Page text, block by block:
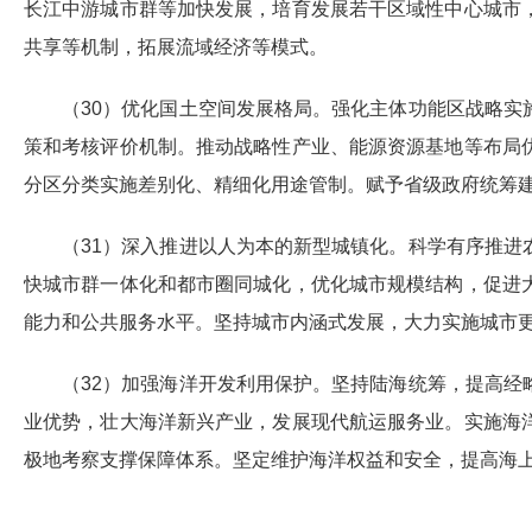
长江中游城市群等加快发展，培育发展若干区域性中心城
共享等机制，拓展流域经济等模式。
（30）优化国土空间发展格局。强化主体功能区战略
策和考核评价机制。推动战略性产业、能源资源基地等布
分区分类实施差别化、精细化用途管制。赋予省级政府统
（31）深入推进以人为本的新型城镇化。科学有序推
快城市群一体化和都市圈同城化，优化城市规模结构，促
能力和公共服务水平。坚持城市内涵式发展，大力实施城
（32）加强海洋开发利用保护。坚持陆海统筹，提高
业优势，壮大海洋新兴产业，发展现代航运服务业。实施
极地考察支撑保障体系。坚定维护海洋权益和安全，提高海